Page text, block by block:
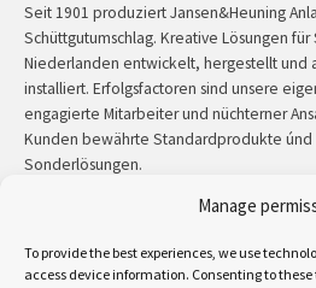
Manage
To provide the best experiences, we use
access device information. Consenting to
Seit 1901 produziert Jansen&Heuning
Schüttgutumschlag. Kreative Lösungen
Niederlanden entwickelt, hergestellt und
installiert. Erfolgsfactoren sind unsere
engagierte Mitarbeiter und nüchterner
Kunden bewährte Standardprodukte
Sonderlösungen.
+31 (0)50 3126 448/
mehr lesen